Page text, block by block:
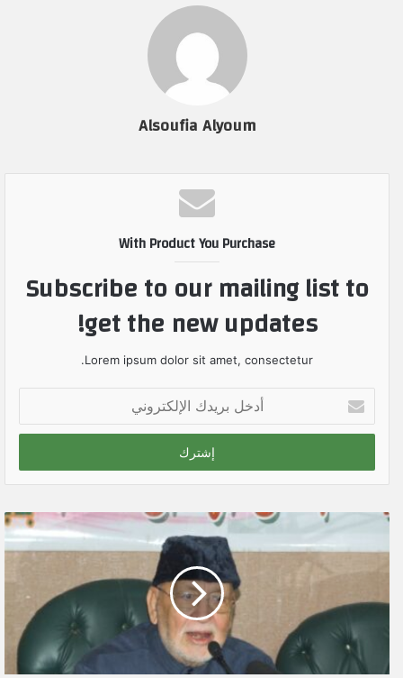
Alsoufia Alyoum
With Product You Purchase
Subscribe to our mailing list to
get the new updates!
Lorem ipsum dolor sit amet, consectetur.
خ
ب
ي
ك
إ